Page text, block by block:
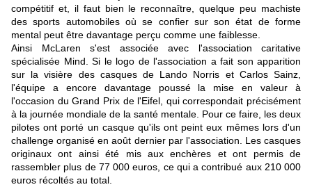
compétitif et, il faut bien le reconnaître, quelque peu machiste
des sports automobiles où se confier sur son état de forme
mental peut être davantage perçu comme une faiblesse.
Ainsi McLaren s'est associée avec l'association caritative
spécialisée Mind. Si le logo de l'association a fait son apparition
sur la visière des casques de Lando Norris et Carlos Sainz,
l'équipe a encore davantage poussé la mise en valeur à
l'occasion du Grand Prix de l'Eifel, qui correspondait précisément
à la journée mondiale de la santé mentale. Pour ce faire, les deux
pilotes ont porté un casque qu'ils ont peint eux mêmes lors d'un
challenge organisé en août dernier par l'association. Les casques
originaux ont ainsi été mis aux enchères et ont permis de
rassembler plus de 77 000 euros, ce qui a contribué aux 210 000
euros récoltés au total.